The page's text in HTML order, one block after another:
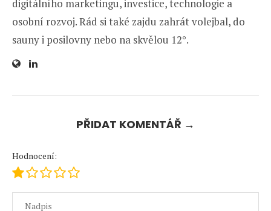
digitálního marketingu, investice, technologie a
osobní rozvoj. Rád si také zajdu zahrát volejbal, do
sauny i posilovny nebo na skvělou 12°.
PŘIDAT KOMENTÁŘ →
Hodnocení: